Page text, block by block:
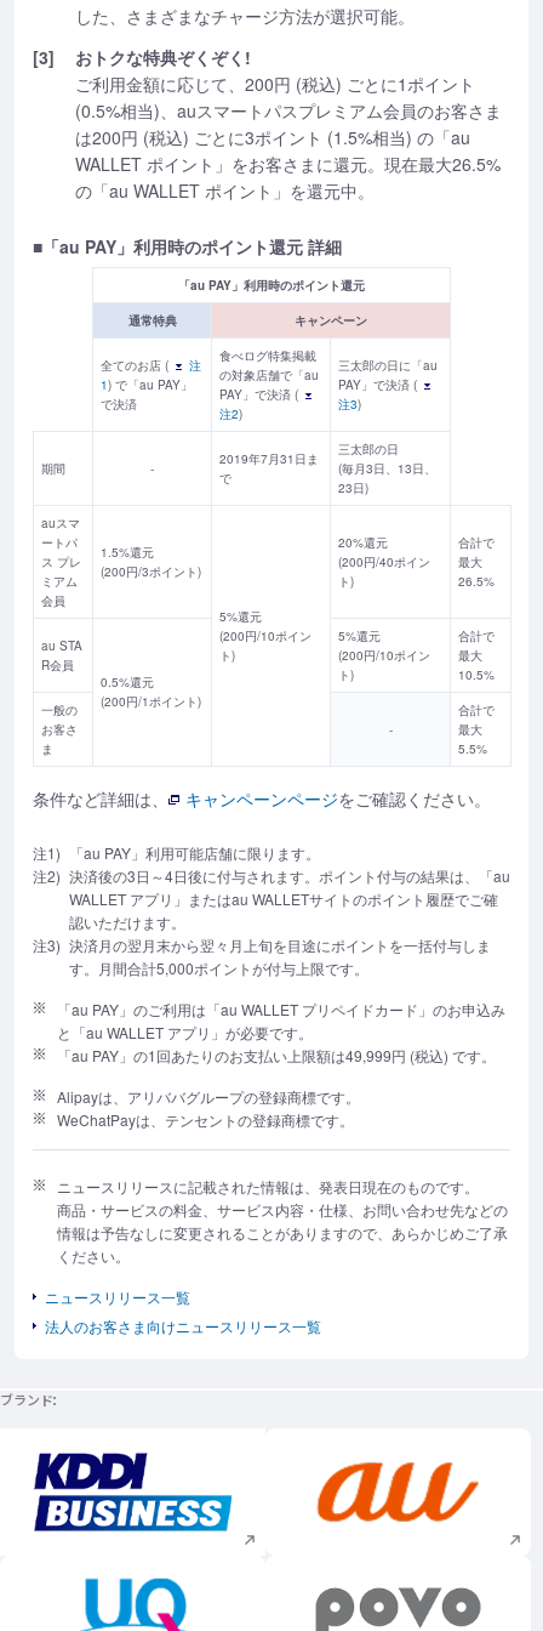
した、さまざまなチャージ方法が選択可能。
[3]
おトクな特典ぞくぞく!
ご利用金額に応じて、200円 (税込) ごとに1ポイント
(0.5%相当)、auスマートパスプレミアム会員のお客さま
は200円 (税込) ごとに3ポイント (1.5%相当) の「au
WALLET ポイント」をお客さまに還元。現在最大26.5%
の「au WALLET ポイント」を還元中。
■「au PAY」利用時のポイント還元 詳細
「au PAY」利用時のポイント還元
通常特典 キャンペーン
全てのお店 (
注
1) で「au PAY」
で決済
食べログ特集掲載
の対象店舗で「au
PAY」で決済 (
注2)
三太郎の日に「au
PAY」で決済 (
注3)
期間 -
2019年7月31日ま
で
三太郎の日
(毎月3日、13日、
23日)
auスマ
ートパ
ス プレ
ミアム
会員
1.5%還元
(200円/3ポイント)
5%還元
(200円/10ポイン
ト)
20%還元
(200円/40ポイン
ト)
合計で
最大
26.5%
au STA
R会員
0.5%還元
(200円/1ポイント)
5%還元
(200円/10ポイン
ト)
合計で
最大
10.5%
一般の
お客さ
ま
-
合計で
最大
5.5%
条件など詳細は、 キャンペーンページをご確認ください。
注1)
「au PAY」利用可能店舗に限ります。
注2) 決済後の3日～4日後に付与されます。ポイント付与の結果は、「au
WALLET アプリ」またはau WALLETサイトのポイント履歴でご確
認いただけます。
注3) 決済月の翌月末から翌々月上旬を目途にポイントを一括付与しま
す。月間合計5,000ポイントが付与上限です。
「au PAY」のご利用は「au WALLET プリペイドカード」のお申込み
と「au WALLET アプリ」が必要です。
「au PAY」の1回あたりのお支払い上限額は49,999円 (税込) です。
Alipayは、アリババグループの登録商標です。
WeChatPayは、テンセントの登録商標です。
ニュースリリースに記載された情報は、発表日現在のものです。
商品・サービスの料金、サービス内容・仕様、お問い合わせ先などの
情報は予告なしに変更されることがありますので、あらかじめご了承
ください。
ニュースリリース一覧
法人のお客さま向けニュースリリース一覧
ブランド
新規ウィンドウで開く 新規ウィンドウで